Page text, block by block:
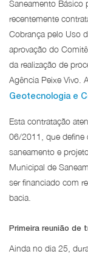
Saneamento Básico
recentemente
Cobrança pelo Uso
aprovação do
da realização de
Agência Peixe Vivo.
Geotecnologia e
Esta contratação
06/2011, que define
saneamento e
Municipal de
ser financiado com
bacia.
Primeira reunião de
Ainda no dia 25,